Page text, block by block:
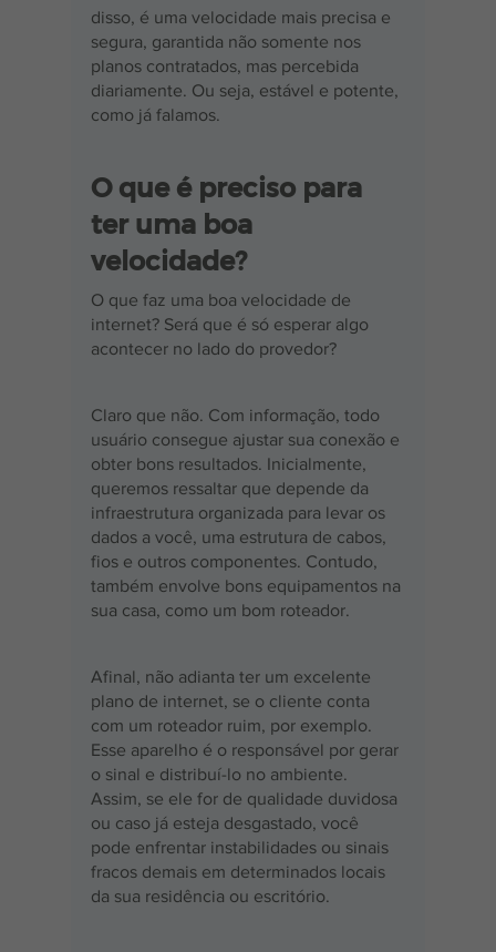
disso, é uma velocidade mais precisa e
segura, garantida não somente nos
planos contratados, mas percebida
diariamente. Ou seja, estável e potente,
como já falamos.
O que é preciso para
ter uma boa
velocidade?
O que faz uma boa velocidade de
internet? Será que é só esperar algo
acontecer no lado do provedor?
Claro que não. Com informação, todo
usuário consegue ajustar sua conexão e
obter bons resultados. Inicialmente,
queremos ressaltar que depende da
infraestrutura organizada para levar os
dados a você, uma estrutura de cabos,
fios e outros componentes. Contudo,
também envolve bons equipamentos na
sua casa, como um bom roteador.
Afinal, não adianta ter um excelente
plano de internet, se o cliente conta
com um roteador ruim, por exemplo.
Esse aparelho é o responsável por gerar
o sinal e distribuí-lo no ambiente.
Assim, se ele for de qualidade duvidosa
ou caso já esteja desgastado, você
pode enfrentar instabilidades ou sinais
fracos demais em determinados locais
da sua residência ou escritório.